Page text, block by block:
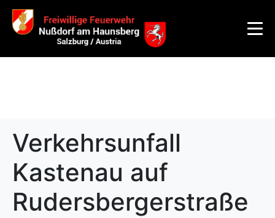
Verkehrsunfall
Kastenau auf
Rudersbergerstraße